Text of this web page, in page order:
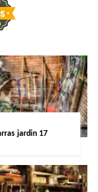
jardin 17